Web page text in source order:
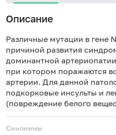
Описание
Различные мутации в гене
причиной развития
доминантной
при котором поражаются
артерии. Для данной
подкорковые инсульты и
(повреждение белого
Синонимы